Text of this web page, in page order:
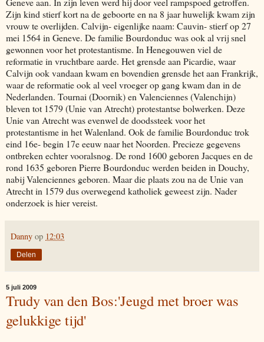
Zijn kind stierf kort na de geboorte en na 8 jaar huwelijk kwam zijn
vrouw te overlijden. Calvijn- eigenlijke naam: Cauvin- stierf op 27
mei 1564 in Geneve. De familie Bourdonduc was ook al vrij snel
gewonnen voor het protestantisme. In Henegouwen viel de
reformatie in vruchtbare aarde. Het grensde aan Picardie, waar
Calvijn ook vandaan kwam en bovendien grensde het aan Frankrijk,
waar de reformatie ook al veel vroeger op gang kwam dan in de
Nederlanden. Tournai (Doornik) en Valenciennes (Valenchijn)
bleven tot 1579 (Unie van Atrecht) protestantse bolwerken. Deze
Unie van Atrecht was evenwel de doodssteek voor het
protestantisme in het Walenland. Ook de familie Bourdonduc trok
eind 16e- begin 17e eeuw naar het Noorden. Precieze gegevens
ontbreken echter vooralsnog. De rond 1600 geboren Jacques en de
rond 1635 geboren Pierre Bourdonduc werden beiden in Douchy,
nabij Valenciennes geboren. Maar die plaats zou na de Unie van
Atrecht in 1579 dus overwegend katholiek geweest zijn. Nader
onderzoek is hier vereist.
Danny op 12:03
Delen
5 juli 2009
Trudy van den Bos:'Jeugd met broer was
gelukkige tijd'